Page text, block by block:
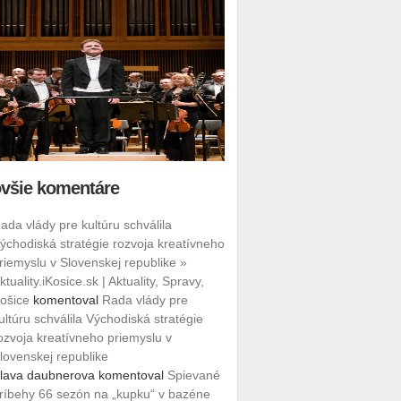
komentáre
vlády pre kultúru schválila
stratégie rozvoja kreatívneho
v Slovenskej republike »
| Aktuality, Spravy,
komentoval Rada vlády pre
schválila Východiská stratégie
kreatívneho priemyslu v
republike
daubnerova komentoval Spievané
66 sezón na „kupku“ v bazéne